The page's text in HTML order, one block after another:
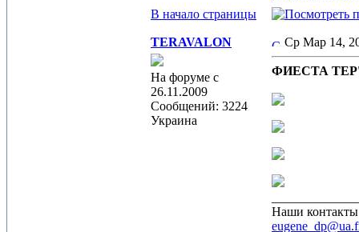
В начало страницы
TERAVALON
На форуме с
26.11.2009
Сообщений: 3224
Украина
Ср Мар 14,
ФИЕСТА
Наши